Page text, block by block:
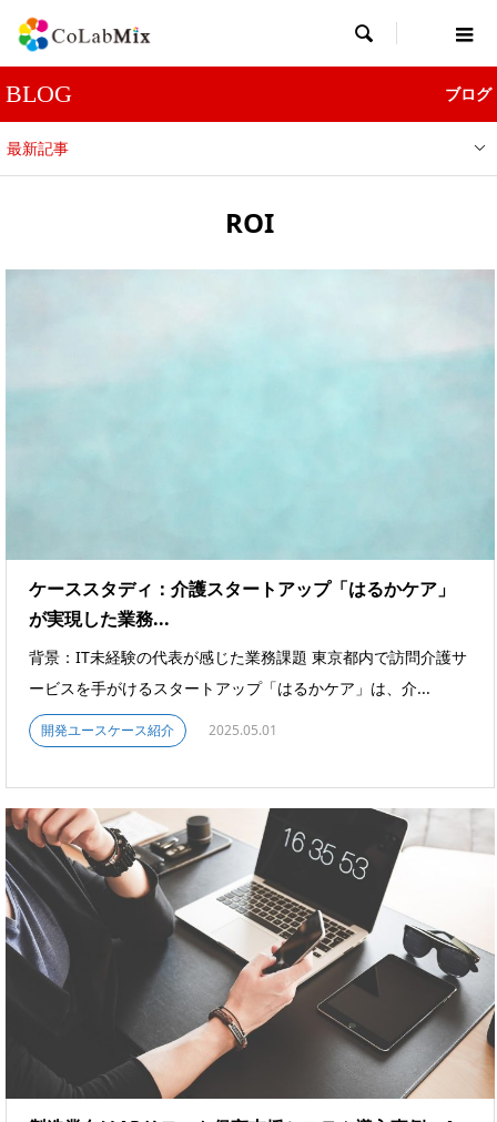

BLOG ブログ
最新記事
ROI
ケーススタディ：介護スタートアップ「はるかケア」
が実現した業務...
背景：IT未経験の代表が感じた業務課題 東京都内で訪問介護サ
ービスを手がけるスタートアップ「はるかケア」は、介...
開発ユースケース紹介 2025.05.01